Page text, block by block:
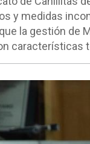
y medidas
la gestión de
características